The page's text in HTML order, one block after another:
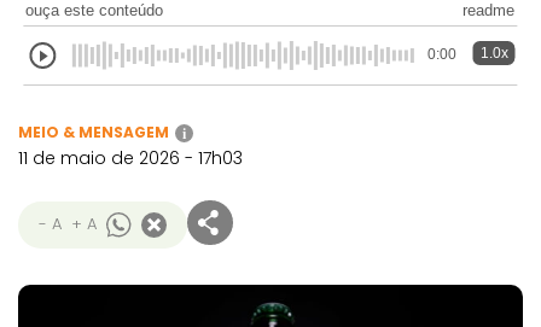
ouça este conteúdo readme
0:00 1.0x
MEIO & MENSAGEM i
11 de maio de 2026 - 17h03
- A + A